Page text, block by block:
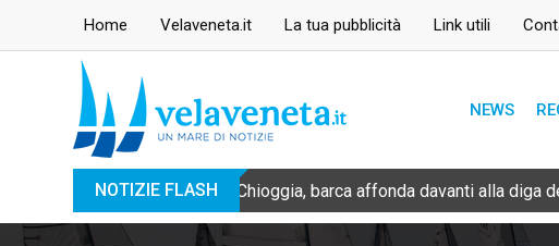
Home Velaveneta.it La tua pubblicità Link utili
NEWS
NOTIZIE FLASH Chioggia, barca affonda davanti alla diga